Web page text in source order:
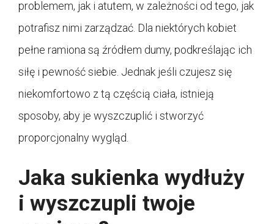
problemem, jak i atutem, w zależności od tego, jak
potrafisz nimi zarządzać. Dla niektórych kobiet
pełne ramiona są źródłem dumy, podkreślając ich
siłę i pewność siebie. Jednak jeśli czujesz się
niekomfortowo z tą częścią ciała, istnieją
sposoby, aby je wyszczuplić i stworzyć
proporcjonalny wygląd.
Jaka sukienka wydłuży
i wyszczupli twoje